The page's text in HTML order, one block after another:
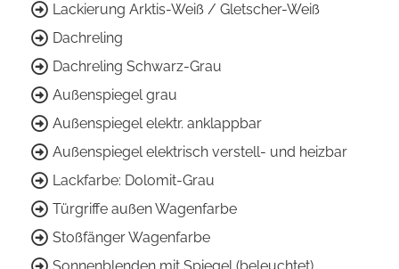
Lackierung Arktis-Weiß / Gletscher-Weiß
Dachreling
Dachreling Schwarz-Grau
Außenspiegel grau
Außenspiegel elektr. anklappbar
Außenspiegel elektrisch verstell- und heizbar
Lackfarbe: Dolomit-Grau
Türgriffe außen Wagenfarbe
Stoßfänger Wagenfarbe